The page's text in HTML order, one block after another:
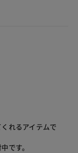
れるアイテムで
です。